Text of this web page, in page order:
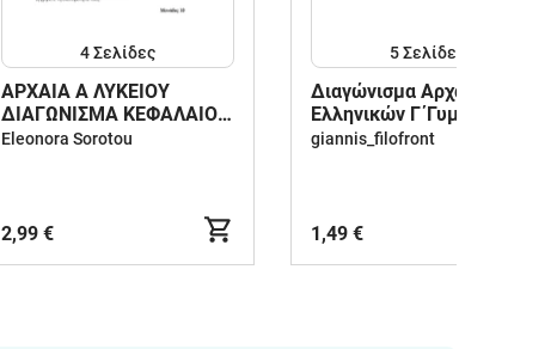
4Σελίδες
ΑΡΧΑΙΑ Α ΛΥΚΕΙΟΥ
ΔΙΑΓΩΝΙΣΜΑ ΚΕΦΑΛΑΙΟ
81
Eleonora Sorotou
2,99 €
5Σελίδες
Διαγώνισμα Αρχαίων
Ελληνικών Γ΄Γυμνασίου.
giannis_filofront
1,49 €